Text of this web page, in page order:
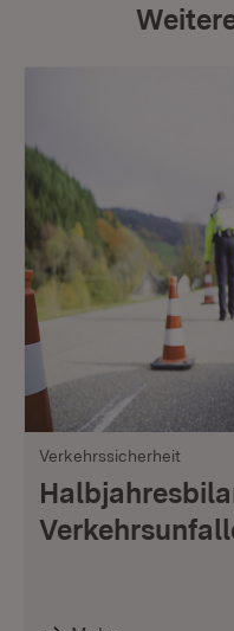
Verkehrssicherheit